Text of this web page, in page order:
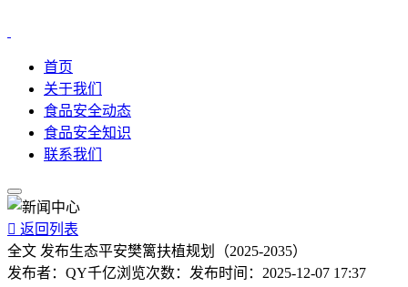
首页
关于我们
食品安全动态
食品安全知识
联系我们
 返回列表
全文 发布生态平安樊篱扶植规划（2025-2035）
发布者： QY千亿浏览次数： 发布时间： 2025-12-07 17:37